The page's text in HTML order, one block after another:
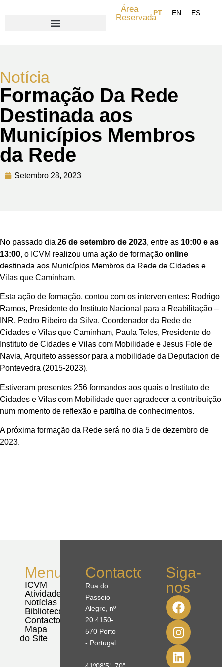
Área
Reservada
Notícia
Formação Da Rede
Destinada aos
Municípios Membros
da Rede
Setembro 28, 2023
No passado dia 26 de setembro de 2023, entre as 10:00 e as
13:00, o ICVM realizou uma ação de formação online
destinada aos Municípios Membros da Rede de Cidades e
Vilas que Caminham.
Esta ação de formação, contou com os intervenientes: Rodrigo
Ramos, Presidente do Instituto Nacional para a Reabilitação –
INR, Pedro Ribeiro da Silva, Coordenador da Rede de
Cidades e Vilas que Caminham, Paula Teles, Presidente do
Instituto de Cidades e Vilas com Mobilidade e Jesus Fole de
Navia, Arquiteto assessor para a mobilidade da Deputacion de
Pontevedra (2015-2023).
Estiveram presentes 256 formandos aos quais o Instituto de
Cidades e Vilas com Mobilidade quer agradecer a contribuição
num momento de reflexão e partilha de conhecimentos.
A próxima formação da Rede será no dia 5 de dezembro de
2023.
Menu
ICVM
Atividades
Notícias
Biblioteca
Contactos
Mapa
do Site
Contactos
Rua do
Passeio
Alegre, nº
20 4150-
570 Porto
- Portugal
Siga-
nos